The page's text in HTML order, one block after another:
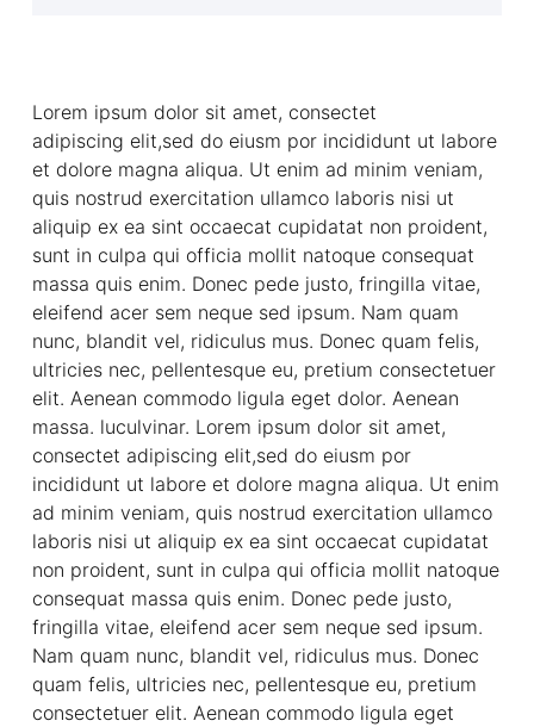
Lorem ipsum dolor sit amet, consectet
adipiscing elit,sed do eiusm por incididunt ut labore
et dolore magna aliqua. Ut enim ad minim veniam,
quis nostrud exercitation ullamco laboris nisi ut
aliquip ex ea sint occaecat cupidatat non proident,
sunt in culpa qui officia mollit natoque consequat
massa quis enim. Donec pede justo, fringilla vitae,
eleifend acer sem neque sed ipsum. Nam quam
nunc, blandit vel, ridiculus mus. Donec quam felis,
ultricies nec, pellentesque eu, pretium consectetuer
elit. Aenean commodo ligula eget dolor. Aenean
massa. luculvinar. Lorem ipsum dolor sit amet,
consectet adipiscing elit,sed do eiusm por
incididunt ut labore et dolore magna aliqua. Ut enim
ad minim veniam, quis nostrud exercitation ullamco
laboris nisi ut aliquip ex ea sint occaecat cupidatat
non proident, sunt in culpa qui officia mollit natoque
consequat massa quis enim. Donec pede justo,
fringilla vitae, eleifend acer sem neque sed ipsum.
Nam quam nunc, blandit vel, ridiculus mus. Donec
quam felis, ultricies nec, pellentesque eu, pretium
consectetuer elit. Aenean commodo ligula eget